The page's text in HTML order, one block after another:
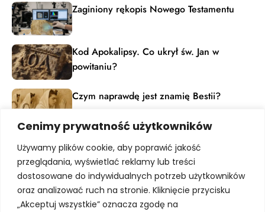
Cenimy prywatność użytkowników
Używamy plików cookie, aby poprawić jakość
przeglądania, wyświetlać reklamy lub treści
dostosowane do indywidualnych potrzeb użytkowników
oraz analizować ruch na stronie. Kliknięcie przycisku
„Akceptuj wszystkie” oznacza zgodę na
Zaginiony rękopis Nowego Testamentu
Kod Apokalipsy. Co ukrył św. Jan w
powitaniu?
Czym naprawdę jest znamię Bestii?
Materiały edukacyjne
Dołącz do grona pasjonatów dziedzictwa ludzkiej
kultury. Zapisz się, by otrzymywać powiadomienia o
nowych artykułach, nadchodzących webinarach i
unikalnych materiałach dostępnych tylko dla
subskrybentów.